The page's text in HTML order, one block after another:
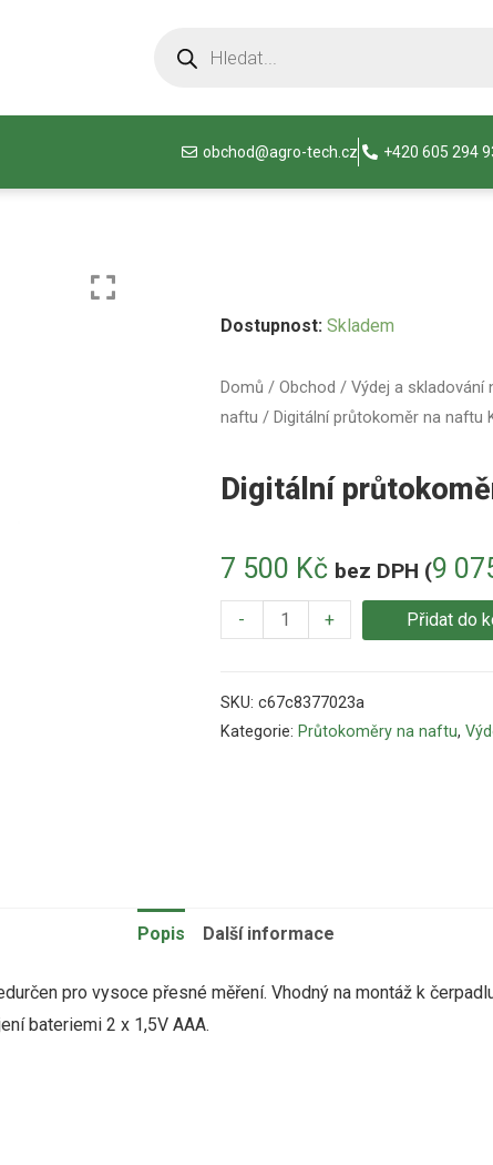
obchod@agro-tech.cz +420 605 294
Domů / Obchod / Výdej a skladování
naftu / Digitální průtokoměr na naftu
Digitální
7 500 Kč bez DPH (9
Dostupnost: Skladem
- + Přidat do
SKU: c67c8377023a
Kategorie: Průtokoměry na naftu,
Popis Další informace
pro vysoce přesné měření. Vhodný na montáž k
bateriemi 2 x 1,5V AAA.